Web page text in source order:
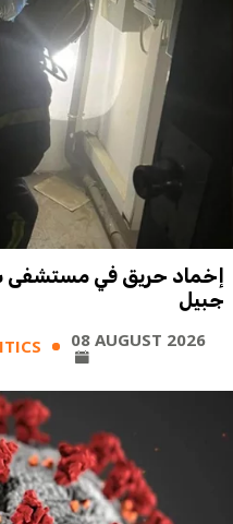
إخماد حريق في مستشفى
جبيل
08 AUGUST 2026